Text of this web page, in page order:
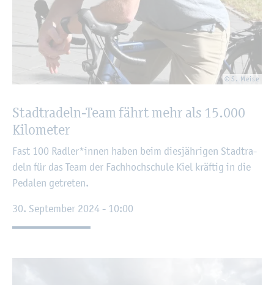
© S. Meise
Stadt­ra­deln-Team fährt mehr als 15.000
Ki­lo­me­ter
Fast 100 Rad­ler*innen haben beim dies­jäh­ri­gen Stadt­ra­
deln für das Team der Fach­hoch­schu­le Kiel kräf­tig in die
Pe­da­len ge­tre­ten.
30. Sep­tem­ber 2024 - 10:00